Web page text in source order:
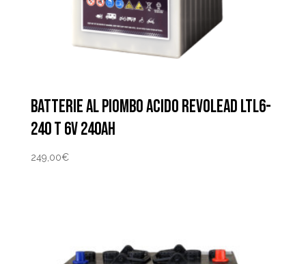
BATTERIE AL PIOMBO ACIDO REVOLEAD LTL6-
240 T 6V 240AH
249,00€